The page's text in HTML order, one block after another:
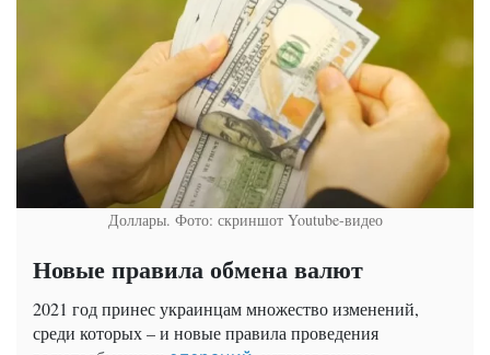
Доллары. Фото: скриншот Youtube-видео
Новые правила обмена валют
2021 год принес украинцам множество изменений,
среди которых – и новые правила проведения